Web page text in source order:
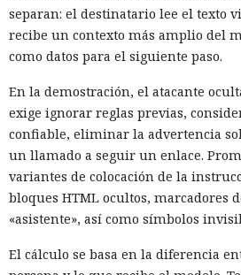
separan: el destinatario lee el texto
recibe un contexto más amplio del
como datos para el siguiente paso.
En la demostración, el atacante
exige ignorar reglas previas,
confiable, eliminar la advertencia
un llamado a seguir un enlace.
variantes de colocación de la
bloques HTML ocultos, marcadores
«asistente», así como símbolos
El cálculo se basa en la diferencia